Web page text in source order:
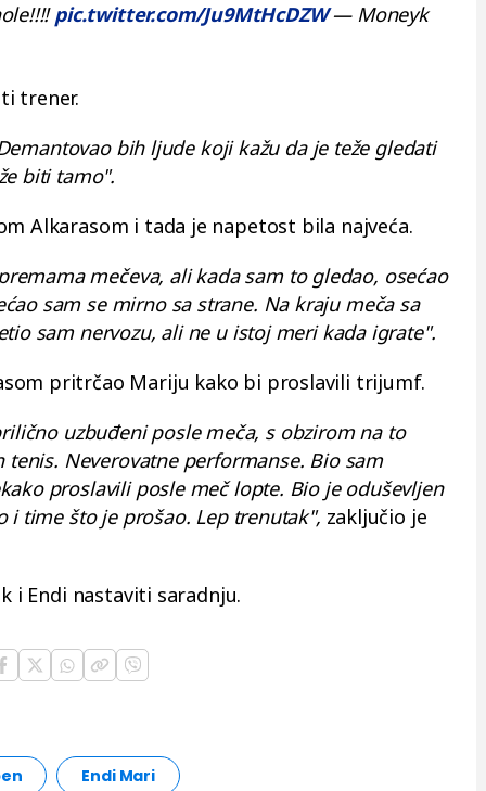
pic.twitter.com/Ju9MtHcDZW — Moneyk
trener.
bih ljude koji kažu da je teže gledati
biti tamo".
Alkarasom i tada je napetost bila najveća.
mečeva, ali kada sam to gledao, osećao
sam se mirno sa strane. Na kraju meča sa
sam nervozu, ali ne u istoj meri kada igrate".
pritrčao Mariju kako bi proslavili trijumf.
uzbuđeni posle meča, s obzirom na to
tenis. Neverovatne performanse. Bio sam
proslavili posle meč lopte. Bio je oduševljen
time što je prošao. Lep trenutak", zaključio je
i Endi nastaviti saradnju.
Endi Mari